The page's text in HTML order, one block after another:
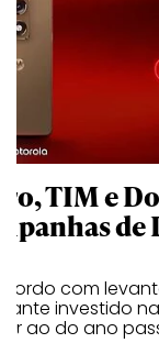
TIM e
de
com
investido
ao do ano